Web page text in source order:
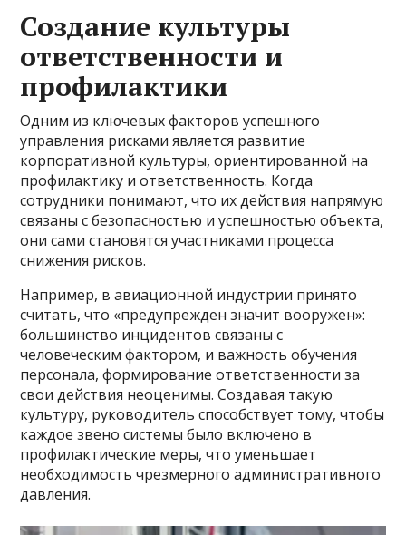
Создание культуры
ответственности и
профилактики
Одним из ключевых факторов успешного
управления рисками является развитие
корпоративной культуры, ориентированной на
профилактику и ответственность. Когда
сотрудники понимают, что их действия напрямую
связаны с безопасностью и успешностью объекта,
они сами становятся участниками процесса
снижения рисков.
Например, в авиационной индустрии принято
считать, что «предупрежден значит вооружен»:
большинство инцидентов связаны с
человеческим фактором, и важность обучения
персонала, формирование ответственности за
свои действия неоценимы. Создавая такую
культуру, руководитель способствует тому, чтобы
каждое звено системы было включено в
профилактические меры, что уменьшает
необходимость чрезмерного административного
давления.